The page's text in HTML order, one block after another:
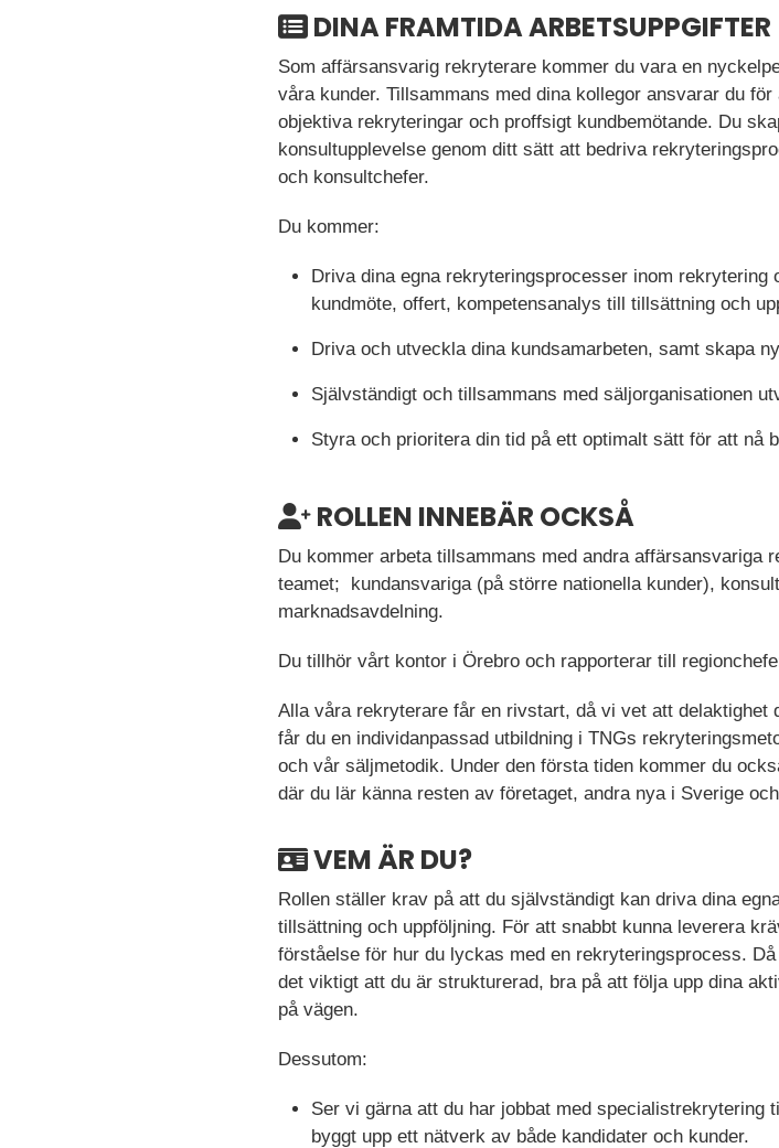
DINA FRAMTIDA ARBETSUPPGIFTER
Som affärsansvarig rekryterare kommer du vara en
våra kunder. Tillsammans med dina kollegor ansvarar du
objektiva rekryteringar och proffsigt kundbemötande. Du
konsultupplevelse genom ditt sätt att bedriva
och konsultchefer.
Du kommer:
Driva dina egna rekryteringsprocesser inom rekrytering
kundmöte, offert, kompetensanalys till tillsättning och
Driva och utveckla dina kundsamarbeten, samt skapa
Självständigt och tillsammans med säljorganisationen
Styra och prioritera din tid på ett optimalt sätt för att nå
ROLLEN INNEBÄR OCKSÅ
Du kommer arbeta tillsammans med andra affärsansvariga
teamet; kundansvariga (på större nationella kunder),
marknadsavdelning.
Du tillhör vårt kontor i Örebro och rapporterar till
Alla våra rekryterare får en rivstart, då vi vet att
får du en individanpassad utbildning i TNGs
och vår säljmetodik. Under den första tiden kommer du
där du lär känna resten av företaget, andra nya i Sverige
VEM ÄR DU?
Rollen ställer krav på att du självständigt kan driva dina
tillsättning och uppföljning. För att snabbt kunna leverera
förståelse för hur du lyckas med en rekryteringsprocess.
det viktigt att du är strukturerad, bra på att följa upp dina
på vägen.
Dessutom:
Ser vi gärna att du har jobbat med specialistrekrytering
byggt upp ett nätverk av både kandidater och kunder.